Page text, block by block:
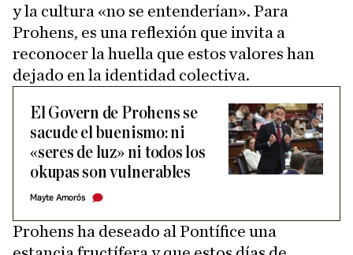
y la cultura «no se entenderían». Para
Prohens, es una reflexión que invita a
reconocer la huella que estos valores han
dejado en la identidad colectiva.
El Govern de Prohens se
sacude el buenismo: ni
«seres de luz» ni todos los
okupas son vulnerables
Mayte Amorós
Prohens ha deseado al Pontífice una